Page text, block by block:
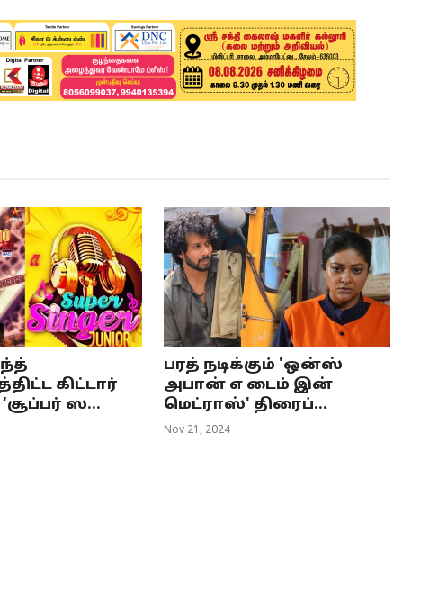
கிட்டார்
‘சூப்பர் ஸ...
பரத் நடிக்கும் 'ஒன்ஸ்
அபான் எ டைம் இன்
மெட்ராஸ்' திரைப்...
Nov 21, 2024